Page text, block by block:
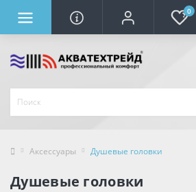
0
Аксессуары Душевые головки
Душевые головки